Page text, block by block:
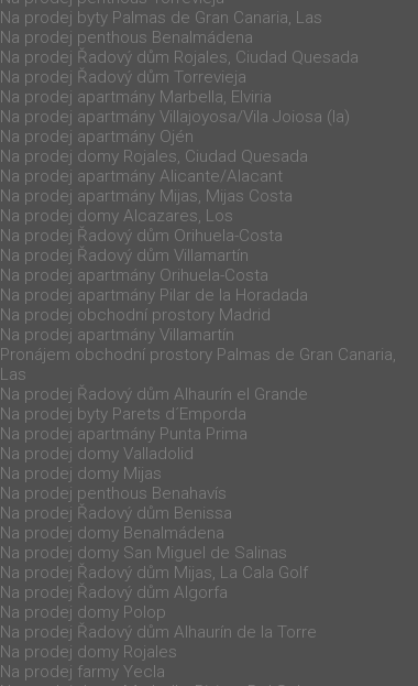
Na prodej byty Palmas de Gran Canaria, Las
Na prodej penthous Benalmádena
Na prodej Řadový dům Rojales, Ciudad Quesada
Na prodej Řadový dům Torrevieja
Na prodej apartmány Marbella, Elviria
Na prodej apartmány Villajoyosa/Vila Joiosa (la)
Na prodej apartmány Ojén
Na prodej domy Rojales, Ciudad Quesada
Na prodej apartmány Alicante/Alacant
Na prodej apartmány Mijas, Mijas Costa
Na prodej domy Alcazares, Los
Na prodej Řadový dům Orihuela-Costa
Na prodej Řadový dům Villamartín
Na prodej apartmány Orihuela-Costa
Na prodej apartmány Pilar de la Horadada
Na prodej obchodní prostory Madrid
Na prodej apartmány Villamartín
Pronájem obchodní prostory Palmas de Gran Canaria,
Las
Na prodej Řadový dům Alhaurín el Grande
Na prodej byty Parets d´Emporda
Na prodej apartmány Punta Prima
Na prodej domy Valladolid
Na prodej domy Mijas
Na prodej penthous Benahavís
Na prodej Řadový dům Benissa
Na prodej domy Benalmádena
Na prodej domy San Miguel de Salinas
Na prodej Řadový dům Mijas, La Cala Golf
Na prodej Řadový dům Algorfa
Na prodej domy Polop
Na prodej Řadový dům Alhaurín de la Torre
Na prodej domy Rojales
Na prodej farmy Yecla